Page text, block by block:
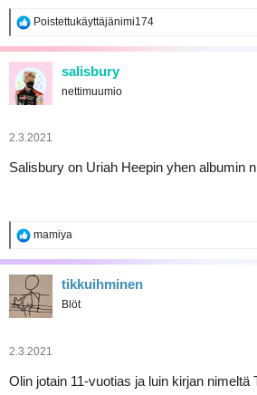
R
a
k
t
i
o
:
Poistettukäyttäjänimi174
salisbury
nettimuumio
2.3.2021
Salisbury on Uriah Heepin yhen albumin
R
a
k
t
i
o
:
mamiya
tikkuihminen
Blöt
2.3.2021
Olin jotain 11-vuotias ja luin kirjan nimeltä